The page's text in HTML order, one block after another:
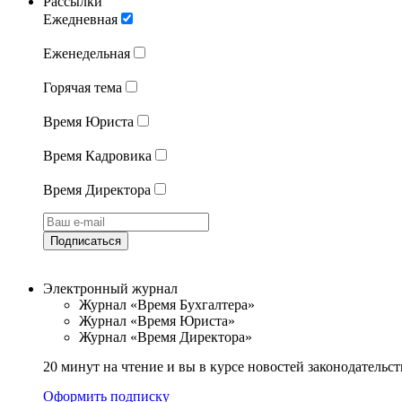
Ежедневная
Еженедельная
Горячая тема
Время Юриста
Время Кадровика
Время Директора
Подписаться
Электронный журнал
Журнал «Время Бухгалтера»
Журнал «Время Юриста»
Журнал «Время Директора»
20 минут на чтение и вы в курсе новостей
Оформить подписку